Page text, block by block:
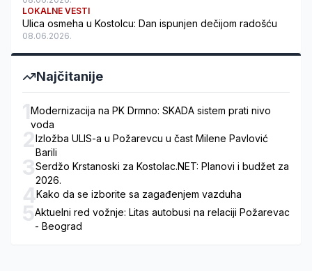
LOKALNE VESTI
Ulica osmeha u Kostolcu: Dan ispunjen dečijom radošću
08.06.2026.
Najčitanije
1Modernizacija na PK Drmno: SKADA sistem prati nivo
voda
2Izložba ULIS-a u Požarevcu u čast Milene Pavlović
Barili
3Serdžo Krstanoski za Kostolac.NET: Planovi i budžet za
2026.
4Kako da se izborite sa zagađenjem vazduha
5Aktuelni red vožnje: Litas autobusi na relaciji Požarevac
- Beograd